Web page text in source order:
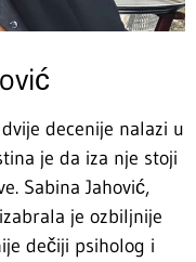
decenije nalazi u
je da iza nje stoji
Sabina Jahović,
je ozbiljnije
dečiji psiholog i